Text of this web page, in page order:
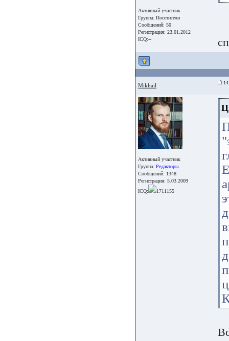
Активный участник
Группа: Посетители
Сообщений: 50
Регистрация: 23.01.2012
ICQ:--
Mikhail 14
Активный участник
Группа: Редакторы
Сообщений: 1348
Регистрация: 5.03.2009
ICQ:
1711155